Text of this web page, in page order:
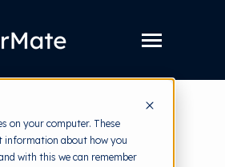
on your computer. These
information about how you
with this we can remember
Toggle
back to HRMI